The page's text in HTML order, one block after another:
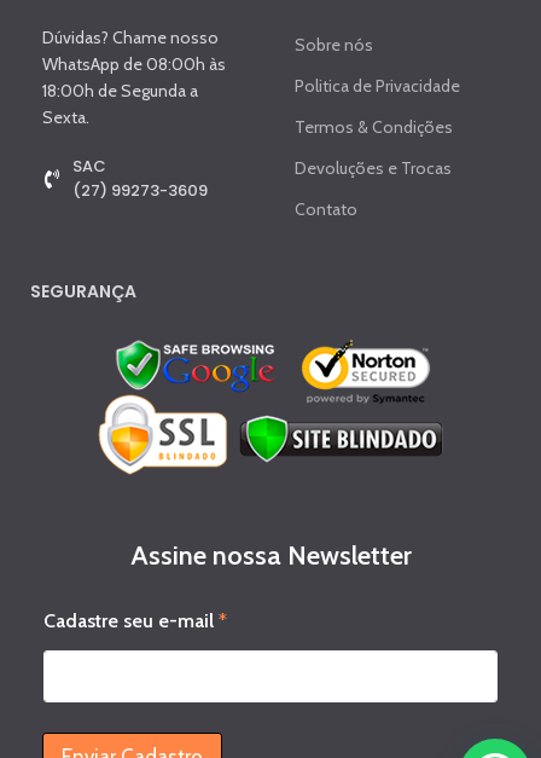
Dúvidas? Chame nosso
WhatsApp de 08:00h às
18:00h de Segunda a
Sexta.
SAC
(27) 99273-3609
Sobre nós
Politica de Privacidade
Termos & Condições
Devoluções e Trocas
Contato
SEGURANÇA
Assine nossa Newsletter
e
u
e
e
Cadastre seu e-mail*